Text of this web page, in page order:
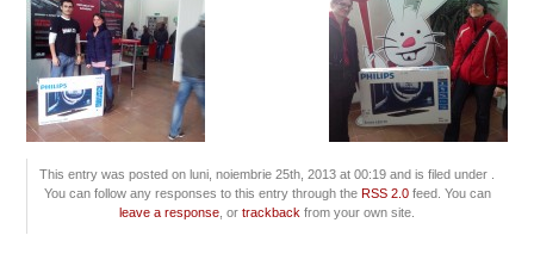
This entry was posted on luni, noiembrie 25th, 2013 at 00:19 and is filed under .
You can follow any responses to this entry through the RSS 2.0feed. You can
leave a response , ortrackback from your own site.